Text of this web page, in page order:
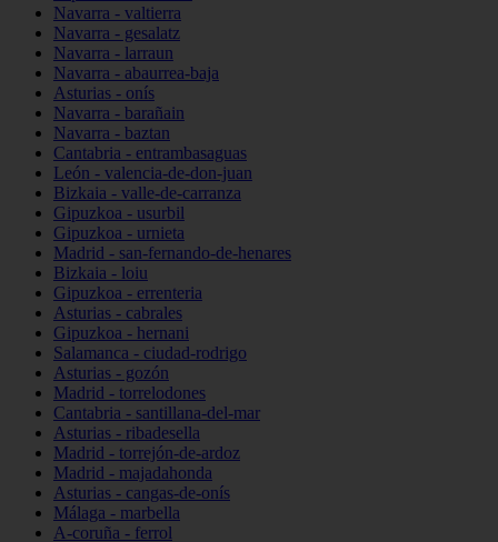
Navarra - valtierra
Navarra - gesalatz
Navarra - larraun
Navarra - abaurrea-baja
Asturias - onís
Navarra - barañain
Navarra - baztan
Cantabria - entrambasaguas
León - valencia-de-don-juan
Bizkaia - valle-de-carranza
Gipuzkoa - usurbil
Gipuzkoa - urnieta
Madrid - san-fernando-de-henares
Bizkaia - loiu
Gipuzkoa - errenteria
Asturias - cabrales
Gipuzkoa - hernani
Salamanca - ciudad-rodrigo
Asturias - gozón
Madrid - torrelodones
Cantabria - santillana-del-mar
Asturias - ribadesella
Madrid - torrejón-de-ardoz
Madrid - majadahonda
Asturias - cangas-de-onís
Málaga - marbella
A-coruña - ferrol